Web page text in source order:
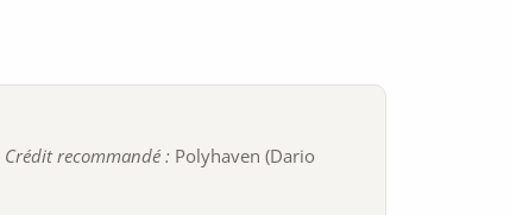
Crédit recommandé : Polyhaven (Dario